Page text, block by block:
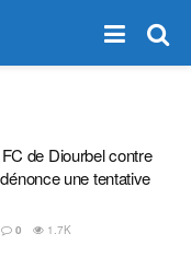
de Diourbel contre
une tentative
0 1.7K